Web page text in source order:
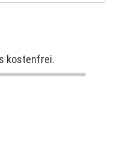
kostenfrei.